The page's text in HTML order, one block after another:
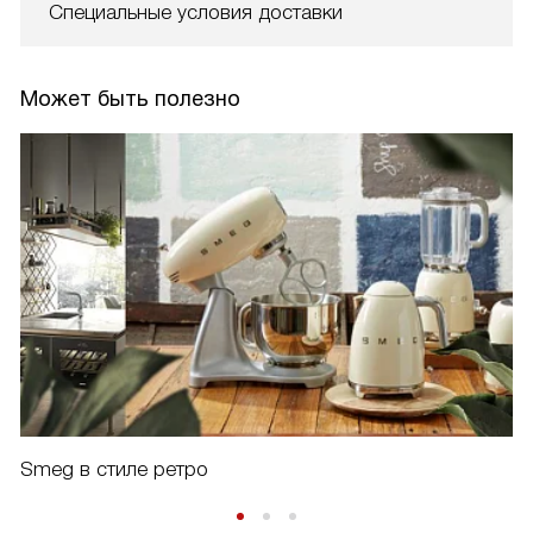
Специальные условия доставки
Может быть полезно
Smeg в стиле ретро